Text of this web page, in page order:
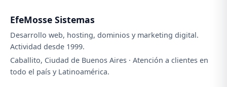
EfeMosse Sistemas
Desarrollo web, hosting, dominios y marketing digital.
Actividad desde 1999.
Caballito, Ciudad de Buenos Aires · Atención a clientes en
todo el país y Latinoamérica.